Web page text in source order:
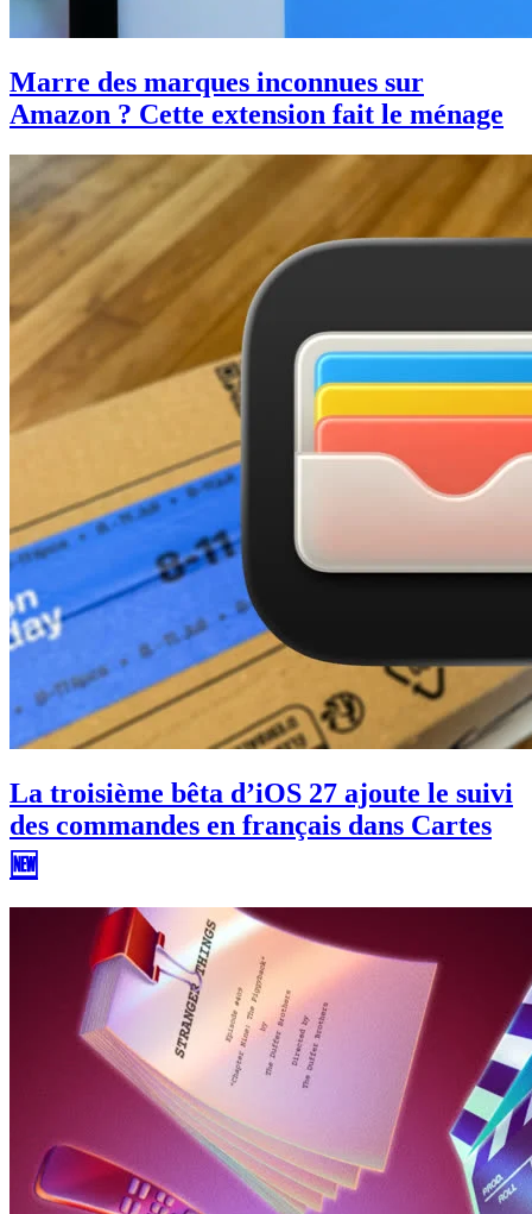
Marre des marques inconnues sur
Amazon ? Cette extension fait le ménage
La troisième bêta d’iOS 27 ajoute le suivi
des commandes en français dans Cartes
🆕